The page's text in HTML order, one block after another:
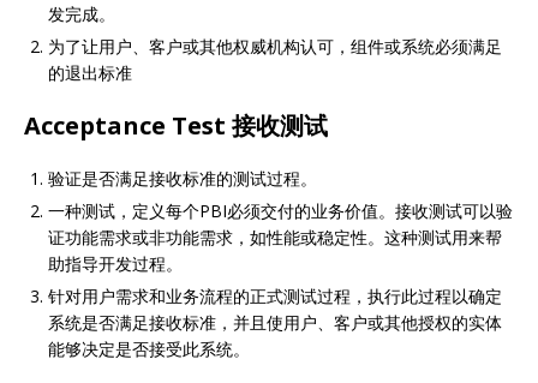
发完成。
为了让用户、客户或其他权威机构认可，组件或系统必须满足
的退出标准
Acceptance Test 接收测试
验证是否满足接收标准的测试过程。
一种测试，定义每个PBI必须交付的业务价值。接收测试可以验
证功能需求或非功能需求，如性能或稳定性。这种测试用来帮
助指导开发过程。
针对用户需求和业务流程的正式测试过程，执行此过程以确定
系统是否满足接收标准，并且使用户、客户或其他授权的实体
能够决定是否接受此系统。